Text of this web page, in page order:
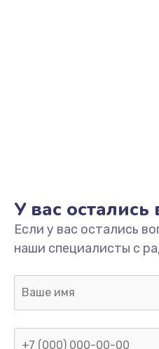
У вас
Если у вас остались
наши специалисты с